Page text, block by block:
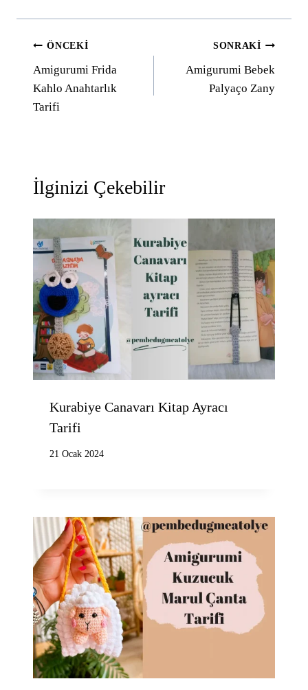
Yazı
gezinmesi
ÖNCEKI
Amigurumi Frida
Kahlo Anahtarlık
Tarifi
SONRAKI
Amigurumi Bebek
Palyaço Zany
İlginizi Çekebilir
Kurabiye Canavarı Kitap Ayracı
Tarifi
21 Ocak 2024